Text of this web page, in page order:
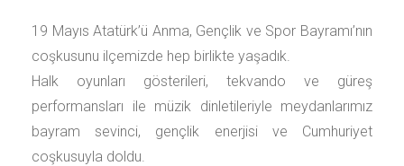
19 Mayıs Atatürk’ü Anma, Gençlik ve Spor Bayramı’nın
coşkusunu ilçemizde hep birlikte yaşadık.
Halk oyunları gösterileri, tekvando ve güreş
performansları ile müzik dinletileriyle meydanlarımız
bayram sevinci, gençlik enerjisi ve Cumhuriyet
coşkusuyla doldu.